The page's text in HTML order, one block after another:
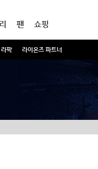
팍 라이온즈 파트너
팬 쇼핑